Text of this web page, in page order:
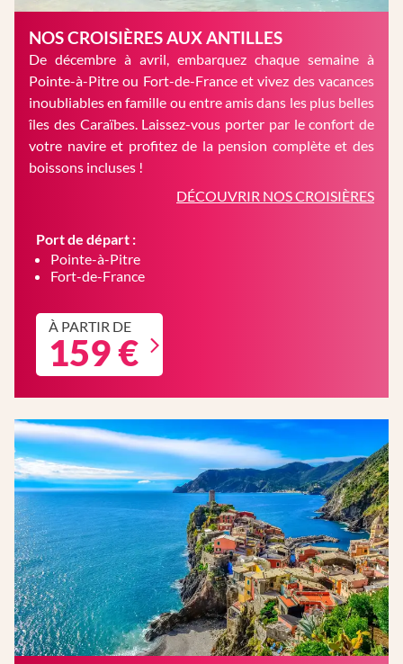
NOS CROISIÈRES AUX ANTILLES
De décembre à avril, embarquez chaque semaine à
Pointe-à-Pitre ou Fort-de-France et vivez des vacances
inoubliables en famille ou entre amis dans les plus belles
îles des Caraïbes. Laissez-vous porter par le confort de
votre navire et profitez de la pension complète et des
boissons incluses !
DÉCOUVRIR NOS CROISIÈRES
Port de départ :
Pointe-à-Pitre
Fort-de-France
À PARTIR DE
159 €